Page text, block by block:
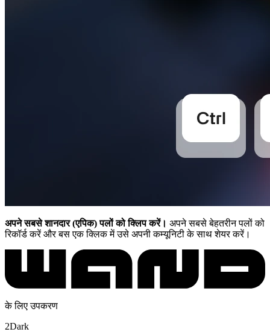
अपने सबसे शानदार (एपिक) पलों को क्लिप करें। अपने सबसे बेहतरीन पलों को
रिकॉर्ड करें और बस एक क्लिक में उसे अपनी कम्यूनिटी के साथ शेयर करें।
के लिए उपकरण
2Dark